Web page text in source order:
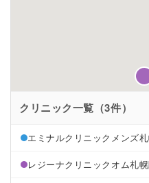
クリニック一覧（3件）
エミナルクリニックメンズ
レジーナクリニックオム札